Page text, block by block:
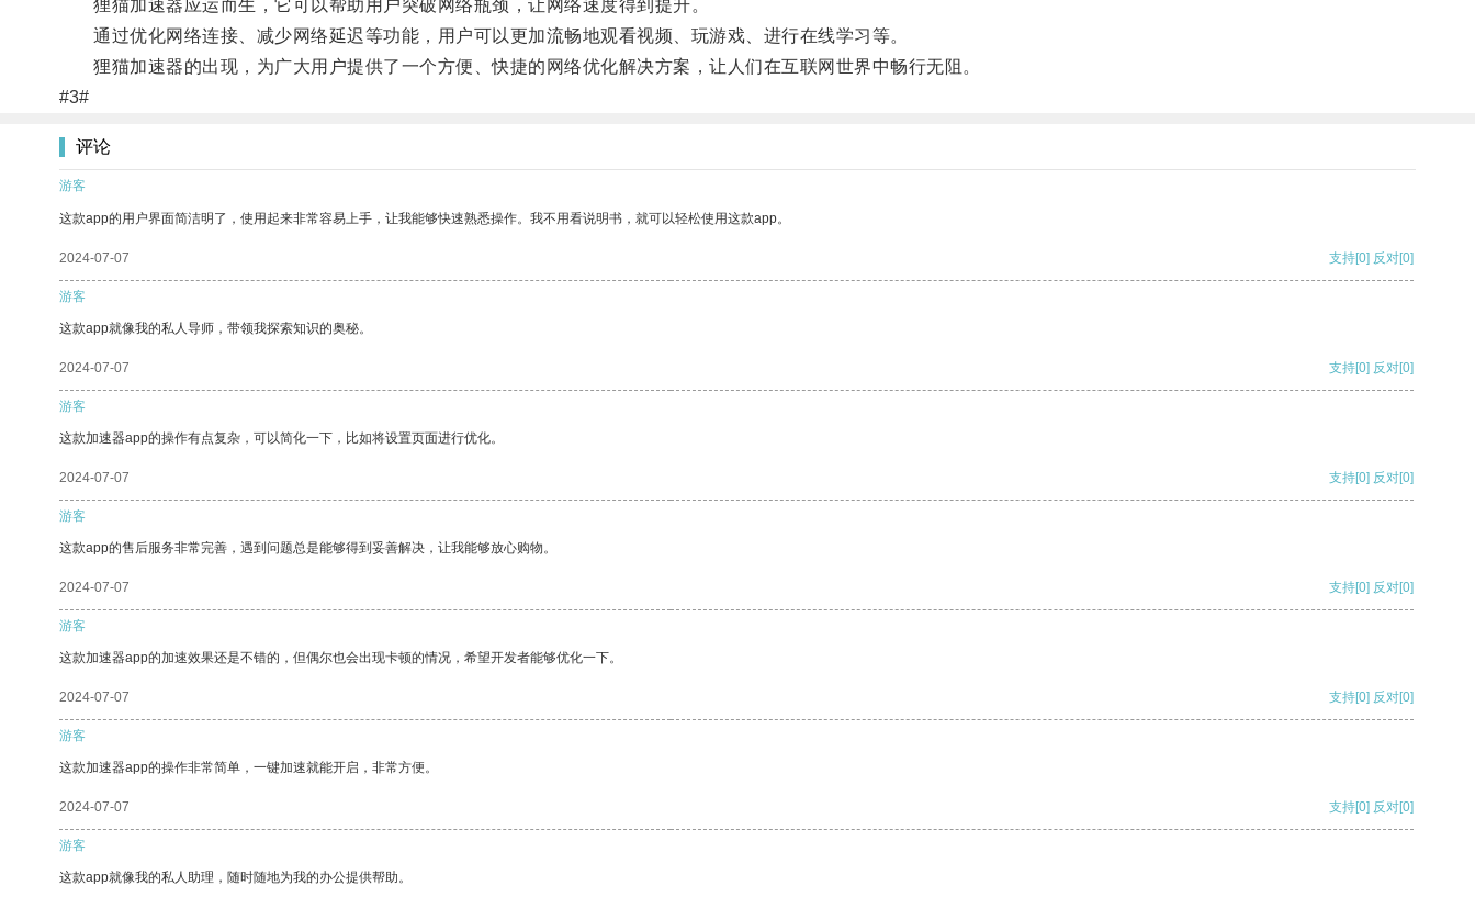
狸猫加速器应运而生，它可以帮助用户突破网络瓶颈，让网络速度得到提升。
通过优化网络连接、减少网络延迟等功能，用户可以更加流畅地观看视频、玩游戏、进行在线学习等。
狸猫加速器的出现，为广大用户提供了一个方便、快捷的网络优化解决方案，让人们在互联网世界中畅行无阻。
#3#
评论
游客
这款app的用户界面简洁明了，使用起来非常容易上手，让我能够快速熟悉操作。我不用看说明书，就可以轻松使用这款app。
2024-07-07 支持[0] 反对[0]
游客
这款app就像我的私人导师，带领我探索知识的奥秘。
2024-07-07 支持[0] 反对[0]
游客
这款加速器app的操作有点复杂，可以简化一下，比如将设置页面进行优化。
2024-07-07 支持[0] 反对[0]
游客
这款app的售后服务非常完善，遇到问题总是能够得到妥善解决，让我能够放心购物。
2024-07-07 支持[0] 反对[0]
游客
这款加速器app的加速效果还是不错的，但偶尔也会出现卡顿的情况，希望开发者能够优化一下。
2024-07-07 支持[0] 反对[0]
游客
这款加速器app的操作非常简单，一键加速就能开启，非常方便。
2024-07-07 支持[0] 反对[0]
游客
这款app就像我的私人助理，随时随地为我的办公提供帮助。